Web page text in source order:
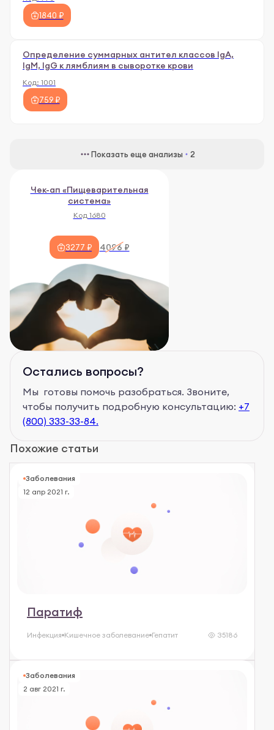
1840 ₽
Определение суммарных антител классов IgA,
IgM, IgG к лямблиям в сыворотке крови
Код: 1001
759 ₽
Показать еще анализы 2
Чек-ап «Пищеварительная
система»
Код 1680
3277 ₽ 4096 ₽
Остались вопросы?
Мы готовы помочь разобраться. Звоните,
чтобы получить подробную консультацию: +7
(800) 333-33-84.
Похожие статьи
Заболевания
12 апр 2021 г.
Паратиф
Инфекция Кишечное заболевание Гепатит 35186
Заболевания
2 авг 2021 г.